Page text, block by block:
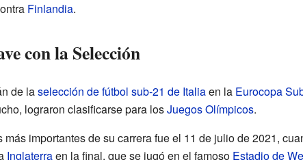
Finlandia.
con la Selección
de laselección de fútbol sub-21 de Italiaen la Eurocopa
lograron clasificarse para losJuegos Olímpicos.
más importantes de su carrera fue el 11 de julio de 2021,
Inglaterraen la final, que se jugó en el famoso Estadio de